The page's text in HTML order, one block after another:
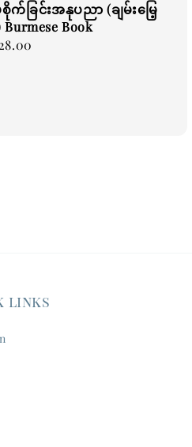
က်ခြင်းအနုပညာ (ချမ်းမြေ့
Burmese Book
links